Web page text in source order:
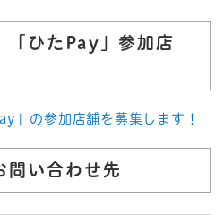
「ひたPay」参加店
」の参加店舗を募集します！
問い合わせ先